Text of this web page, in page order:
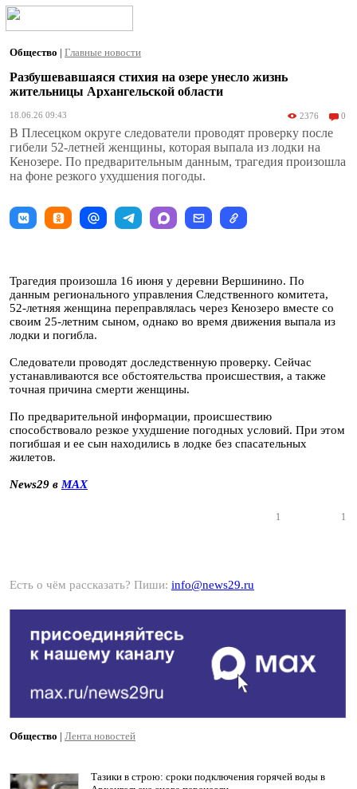
Общество | Главные новости
Разбушевавшаяся стихия на озере унесло жизнь
жительницы Архангельской области
18.06.26 09:43 2376 0
В Плесецком округе следователи проводят проверку после
гибели 52-летней женщины, которая выпала из лодки на
Кенозере. По предварительным данным, трагедия произошла
на фоне резкого ухудшения погоды.
Трагедия произошла 16 июня у деревни Вершинино. По
данным регионального управления Следственного комитета,
52-летняя женщина переправлялась через Кенозеро вместе со
своим 25-летним сыном, однако во время движения выпала из
лодки и погибла.
Следователи проводят доследственную проверку. Сейчас
устанавливаются все обстоятельства происшествия, а также
точная причина смерти женщины.
По предварительной информации, происшествию
способствовало резкое ухудшение погодных условий. При этом
погибшая и ее сын находились в лодке без спасательных
жилетов.
News29 в MAX
1 1
Есть о чём рассказать? Пиши: info@news29.ru
Общество | Лента новостей
Тазики в строю: сроки подключения горячей воды в